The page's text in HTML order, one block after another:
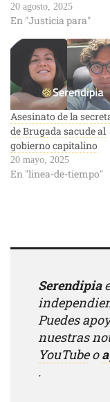
20 agosto, 2025
En "Justicia para"
Asesinato de la
de Brugada sacude al
gobierno capitalino
20 mayo, 2025
En "linea-de-tiempo"
Serendipia
Puedes
nuestras
YouTubeo
.